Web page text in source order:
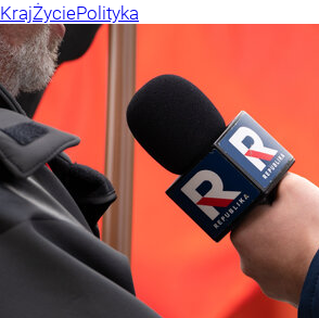
KrajŻyciePolityka